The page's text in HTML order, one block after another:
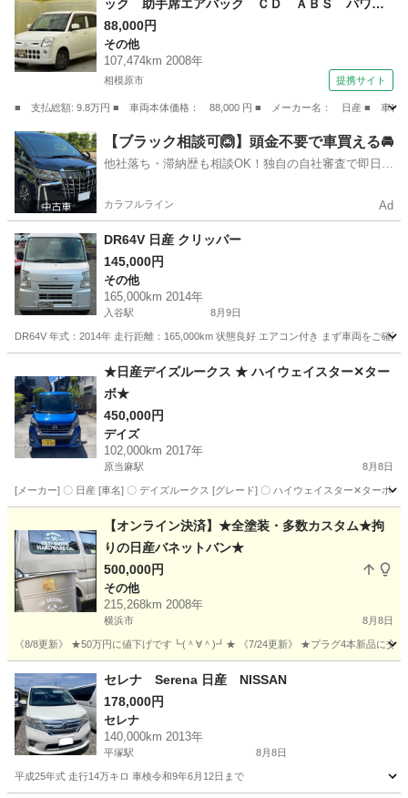
ック 助手席エアバック ＣＤ ＡＢＳ パワー
ステアリング （検9.9）
88,000円
その他
107,474km 2008年
相模原市 提携サイト
■ 支払総額: 9.8万円 ■ 車両本体価格： 88,000 円 ■ メーカー名： 日産 ■ 車
神奈川 相模原市 その他
【ブラック相談可🙆】頭金不要で車買える🚘
他社落ち・滞納歴も相談OK！独自の自社審査で即日解
カラフルライン Ad
DR64V 日産 クリッパー
145,000円
その他
165,000km 2014年
入谷駅 8月9日
DR64V 年式：2014年 走行距離：165,000km 状態良好 エアコン付き まず車両をご確
入谷駅 その他
★日産デイズルークス ★ ハイウェイスター✕ター
ボ★
450,000円
デイズ
102,000km 2017年
原当麻駅 8月8日
[メーカー] 〇 日産 [車名] 〇 デイズルークス [グレード] 〇 ハイウェイスター✕ターボ [
相模原市 原当麻駅 デイズ
【オンライン決済】★全塗装・多数カスタム★拘
りの日産バネットバン★
500,000円
その他
215,268km 2008年
横浜市 8月8日
《8/8更新》 ★50万円に値下げです┗(＾∀＾)┛★ 《7/24更新》 ★プラグ4本新品に交換
神奈川 横浜市 その他 走行距離
セレナ Serena 日産 NISSAN
178,000円
セレナ
140,000km 2013年
平塚駅 8月8日
平成25年式 走行14万キロ 車検令和9年6月12日まで